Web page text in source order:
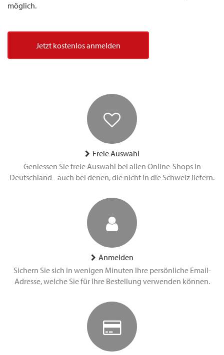
möglich.
Jetzt kostenlos anmelden
Freie Auswahl
Geniessen Sie freie Auswahl bei allen Online-Shops in
Deutschland - auch bei denen, die nicht in die Schweiz liefern.
Anmelden
Sichern Sie sich in wenigen Minuten Ihre persönliche Email-
Adresse, welche Sie für Ihre Bestellung verwenden können.